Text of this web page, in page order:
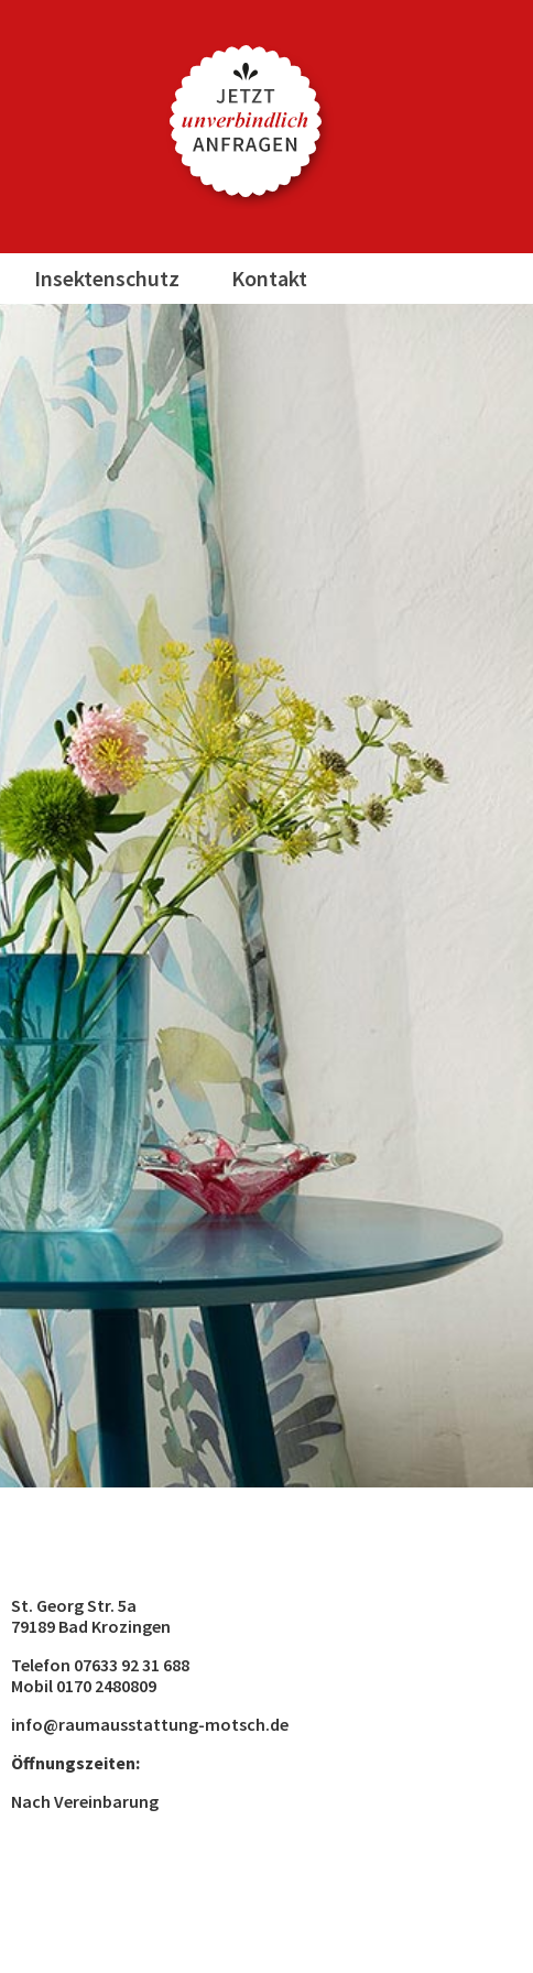
Insektenschutz Kontakt
St. Georg Str. 5a
79189 Bad Krozingen
Telefon 07633 92 31 688
Mobil 0170 2480809
info@raumausstattung-motsch.de
Öffnungszeiten:
Nach Vereinbarung